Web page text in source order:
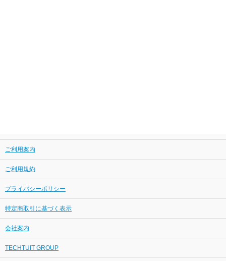
ご利用案内
ご利用規約
プライバシーポリシー
特定商取引に基づく表示
会社案内
TECHTUIT GROUP